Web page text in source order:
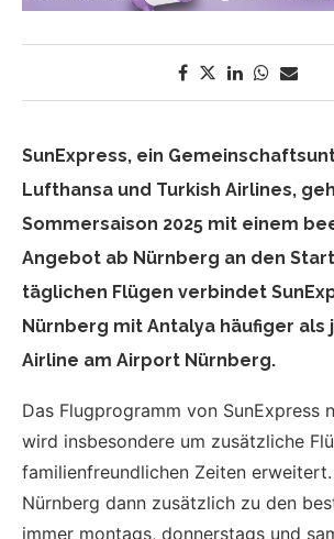
SunExpress, ein
Lufthansa und Turkish Airlines,
Sommersaison 2025 mit einem
Angebot ab Nürnberg an den
täglichen Flügen verbindet
Nürnberg mit Antalya häufiger als
Airline am Airport Nürnberg.
Das Flugprogramm von SunExpress
wird insbesondere um zusätzliche
familienfreundlichen Zeiten
Nürnberg dann zusätzlich zu den
immer montags, donnerstags und